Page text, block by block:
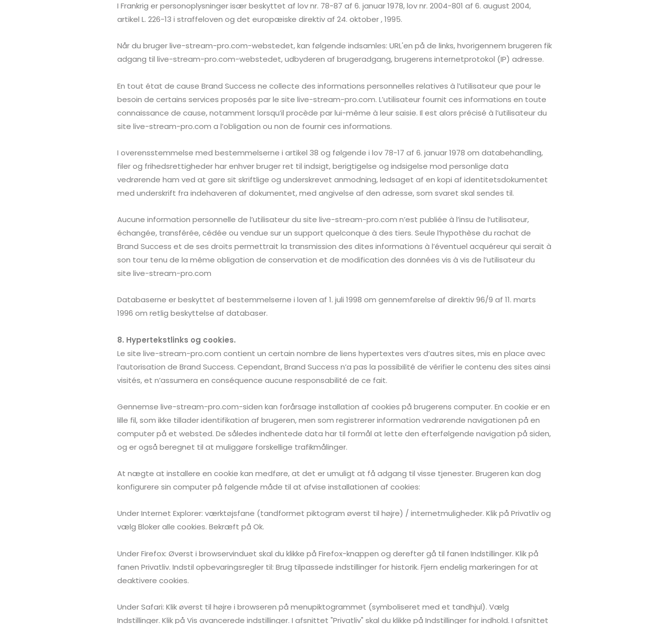
I Frankrig er personoplysninger især beskyttet af lov nr. 78-87 af 6. januar 1978, lov nr. 2004-801 af 6. august 2004,
artikel L. 226-13 i straffeloven og det europæiske direktiv af 24. oktober , 1995.
Når du bruger live-stream-pro.com-webstedet, kan følgende indsamles: URL'en på de links, hvorigennem brugeren fik
adgang til live-stream-pro.com-webstedet, udbyderen af brugeradgang, brugerens internetprotokol (IP) adresse.
En tout état de causeBrand Success ne collecte des informations personnelles relatives à l’utilisateur que pour le
besoin de certains services proposés par le site live-stream-pro.com. L’utilisateur fournit ces informations en toute
connaissance de cause, notamment lorsqu’il procède par lui-même à leur saisie. Il est alors précisé à l’utilisateur du
site live-stream-pro.com a l’obligation ou non de fournir ces informations.
I overensstemmelse med bestemmelserne i artikel 38 og følgende i lov 78-17 af 6. januar 1978 om databehandling,
filer og frihedsrettigheder har enhver bruger ret til indsigt, berigtigelse og indsigelse mod personlige data
vedrørende ham ved at gøre sit skriftlige og underskrevet anmodning, ledsaget af en kopi af identitetsdokumentet
med underskrift fra indehaveren af dokumentet, med angivelse af den adresse, som svaret skal sendes til.
Aucune information personnelle de l’utilisateur du site live-stream-pro.com n’est publiée à l’insu de l’utilisateur,
échangée, transférée, cédée ou vendue sur un support quelconque à des tiers. Seule l’hypothèse du rachat de
Brand Success et de ses droits permettrait la transmission des dites informations à l’éventuel acquéreur qui serait à
son tour tenu de la même obligation de conservation et de modification des données vis à vis de l’utilisateur du
sitelive-stream-pro.com
Databaserne er beskyttet af bestemmelserne i loven af 1. juli 1998 om gennemførelse af direktiv 96/9 af 11. marts
1996 om retlig beskyttelse af databaser.
8. Hypertekstlinks og cookies.
Le site live-stream-pro.com contient un certain nombre de liens hypertextes vers d’autres sites, mis en place avec
l’autorisation deBrand Success. Cependant,Brand Success n’a pas la possibilité de vérifier le contenu des sites ainsi
visités, et n’assumera en conséquence aucune responsabilité de ce fait.
Gennemse live-stream-pro.com-siden kan forårsage installation af cookies på brugerens computer. En cookie er en
lille fil, som ikke tillader identifikation af brugeren, men som registrerer information vedrørende navigationen på en
computer på et websted. De således indhentede data har til formål at lette den efterfølgende navigation på siden,
og er også beregnet til at muliggøre forskellige trafikmålinger.
At nægte at installere en cookie kan medføre, at det er umuligt at få adgang til visse tjenester. Brugeren kan dog
konfigurere sin computer på følgende måde til at afvise installationen af cookies:
Under Internet Explorer: værktøjsfane (tandformet piktogram øverst til højre) / internetmuligheder. Klik på Privatliv og
vælg Bloker alle cookies. Bekræft på Ok.
Under Firefox: Øverst i browservinduet skal du klikke på Firefox-knappen og derefter gå til fanen Indstillinger. Klik på
fanen Privatliv. Indstil opbevaringsregler til: Brug tilpassede indstillinger for historik. Fjern endelig markeringen for at
deaktivere cookies.
Under Safari: Klik øverst til højre i browseren på menupiktogrammet (symboliseret med et tandhjul). Vælg
Indstillinger. Klik på Vis avancerede indstillinger. I afsnittet "Privatliv" skal du klikke på Indstillinger for indhold. I afsnittet